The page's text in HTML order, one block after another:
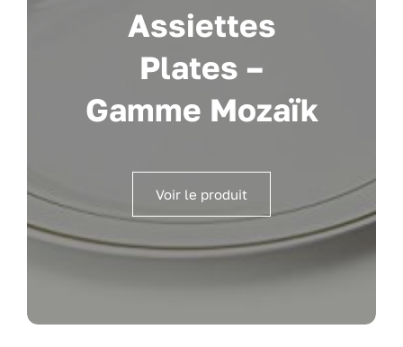
Assiettes
Plates –
Gamme Mozaïk
Voir le produit